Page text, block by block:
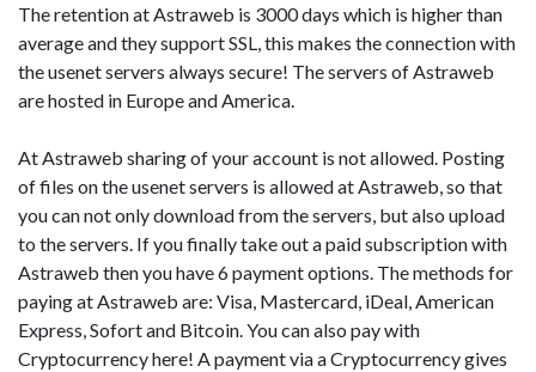
The retention at Astraweb is 3000 days which is higher than
average and they support SSL, this makes the connection with
the usenet servers always secure! The servers of Astraweb
are hosted in Europe and America.
At Astraweb sharing of your account is not allowed. Posting
of files on the usenet servers is allowed at Astraweb, so that
you can not only download from the servers, but also upload
to the servers. If you finally take out a paid subscription with
Astraweb then you have 6 payment options. The methods for
paying at Astraweb are: Visa, Mastercard, iDeal, American
Express, Sofort and Bitcoin. You can also pay with
Cryptocurrency here! A payment via a Cryptocurrency gives